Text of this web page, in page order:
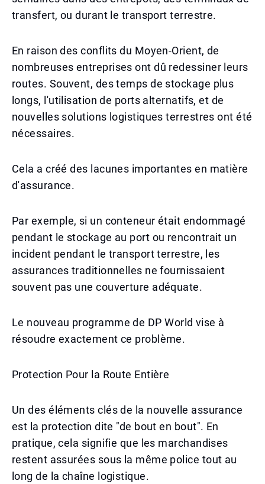
transfert, ou durant le transport terrestre.
En raison des conflits du Moyen-Orient, de
nombreuses entreprises ont dû redessiner leurs
routes. Souvent, des temps de stockage plus
longs, l'utilisation de ports alternatifs, et de
nouvelles solutions logistiques terrestres ont été
nécessaires.
Cela a créé des lacunes importantes en matière
d'assurance.
Par exemple, si un conteneur était endommagé
pendant le stockage au port ou rencontrait un
incident pendant le transport terrestre, les
assurances traditionnelles ne fournissaient
souvent pas une couverture adéquate.
Le nouveau programme de DP World vise à
résoudre exactement ce problème.
Protection Pour la Route Entière
Un des éléments clés de la nouvelle assurance
est la protection dite "de bout en bout". En
pratique, cela signifie que les marchandises
restent assurées sous la même police tout au
long de la chaîne logistique.